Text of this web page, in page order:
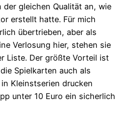
der gleichen Qualität an, wie
erstellt hatte. Für mich
übertrieben, aber als
Verlosung hier, stehen sie
Liste. Der größte Vorteil ist
Spielkarten auch als
Kleinstserien drucken
unter 10 Euro ein sicherlich